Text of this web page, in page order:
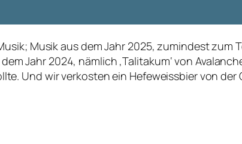
Musik aus dem Jahr 2025, zumindest zum
Jahr 2024, nämlich ‚Talitakum‘ von
Und wir verkosten ein Hefeweissbier von der